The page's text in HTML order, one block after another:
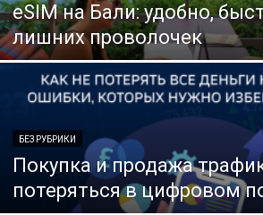
eSIM на Бали: удобно,
лишних проволочек
БЕЗ РУБРИКИ
Покупка и продажа
потеряться в цифровом